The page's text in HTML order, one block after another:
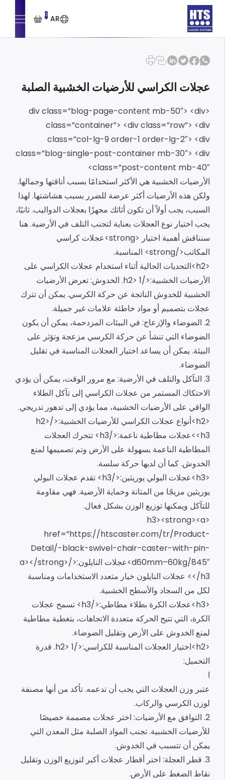
AR
0
عجلات الكراسي للأرضيات الخشبية الصلبة
<div class=”blog-page-content mb-50″>
<div
class=”container”> <div class=”row”> <div
class=”col-lg-9 order-1 order-lg-2″> <div
class=”blog-single-post-container mb-30″> <div
class=”post-content mb-40″>
الأرضيات الخشبية هي الأكثر استخدامًا بسبب أناقتها وجمالها.
ولكن هذه الأرضيات أكثر عرضة للضرر بسبب هشاشتها. لهذا
السبب، يجب أولاً أن تكون أثاثك مجهزًا بعجلات الدواليب. ثانيًا،
يجب اختيار نوع العجلات بعناية لتجنب التلف في الأرضية. هنا
سنناقش أهمية اختيار <strong>عجلات كراسي
المكاتب</strong> المناسبة.
<h2>التحديات الحالية أثناء استخدام عجلات الكراسي على
الأرضيات الخشبية:</h2>1. الخدوش:
تعرض الأرضيات
الخشبية للخدوش الناتجة عن حركة الكرسي. يمكن أن تترك
عجلات بتصميم أو مواد خاطئة علامات غير جميلة.
2. الضوضاء والإزعاج:
في البيئات المزدحمة، يمكن أن يكون
الضوضاء التي تنشأ عن حركة الكرسي مزعجة وتؤثر على
البيئة. يمكن أن يساعد اختيار العجلات المناسبة في تقليل
الضوضاء.
3. التآكل والتلف في الأرضية:
مع مرور الوقت، يمكن أن يؤدي
الاحتكاك المستمر من عجلات الكراسي إلى تآكل الطلاء
الواقي على الأرضيات الخشبية، مما يؤدي إلى تدهور تدريجي.
<h2>أنواع عجلات الكراسي للأرضيات الخشبية:</h2>
<h3>عجلات مطاطية ناعمة:</h3>
تتحرك العجلات
المطاطية الناعمة بسهولة على الأرض وتم تصميمها لمنع
الخدوش. كما أن لديها حركة سلسة.
<h3>عجلات البولي يوريثين:</h3>
تقدم عجلات البولي
يوريثين مزيجًا من المتانة وحماية الأرضية. فهي مقاومة
للتآكل ويمكنها توزيع الوزن بشكل فعال.
<h3><strong><a
href=”https://htscaster.com/tr/Product-
Detail/-black-swivel-chair-caster-with-pin-
d60mm–60kg/845″>عجلات النايلون:</a></strong>
</h3>
عجلات النايلون خيار متعدد الاستخدامات ومناسبة
لكل من السجاد والأسطح الخشبية.
<h3>عجلات الكرة بطلاء مطاطي:</h3>
تسمح عجلات
الكرة، التي تتيح الحركة متعددة الاتجاهات، بتغطية مطاطية
لمنع الخدوش على الأرض وتقليل الضوضاء.
<h2>اختيار العجلات المناسبة للكراسي:</h2>
1. قدرة
التحميل:
ا
عتبر وزن العجلات التي يجب أن تدعمه. تأكد من أنها مصنفة
لوزن الكرسي والركاب.
2. التوافق مع الأرضيات:
اختر عجلات مصممة خصيصًا
للأرضيات الخشبية. تجنب المواد الصلبة مثل المعدن التي
يمكن أن تتسبب في الخدوش.
3. قطر العجلة:
اختر أقطار عجلات أكبر لتوزيع الوزن وتقليل
نقاط الضغط على الأرض.